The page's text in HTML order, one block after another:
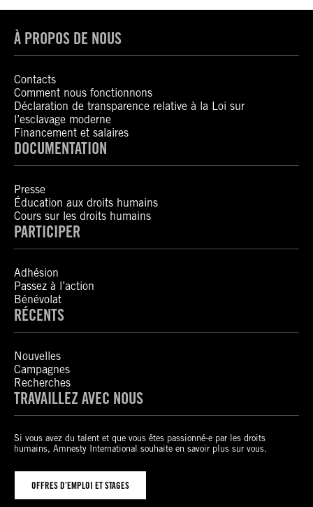
À PROPOS DE NOUS
Contacts
Comment nous fonctionnons
Déclaration de transparence relative à la Loi sur
l’esclavage moderne
Financement et salaires
DOCUMENTATION
Presse
Éducation aux droits humains
Cours sur les droits humains
PARTICIPER
Adhésion
Passez à l’action
Bénévolat
RÉCENTS
Nouvelles
Campagnes
Recherches
TRAVAILLEZ AVEC NOUS
Si vous avez du talent et que vous êtes passionné-e par les droits
humains, Amnesty International souhaite en savoir plus sur vous.
OFFRES D’EMPLOI ET STAGES